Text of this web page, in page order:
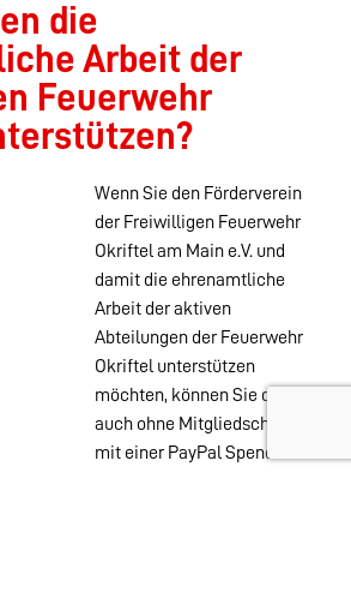
die
Arbeit der
Feuerwehr
Wenn Sie den Förderverein
der Freiwilligen Feuerwehr
Okriftel am Main e.V. und
damit die ehrenamtliche
Arbeit der aktiven
Abteilungen der Feuerwehr
Okriftel unterstützen
möchten, können Sie das
auch ohne Mitgliedschaft
mit einer PayPal Spende